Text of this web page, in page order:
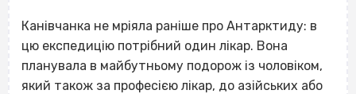
Канівчанка не мріяла раніше про Антарктиду: в
цю експедицію потрібний один лікар. Вона
планувала в майбутньому подорож із чоловіком,
який також за професією лікар, до азійських або